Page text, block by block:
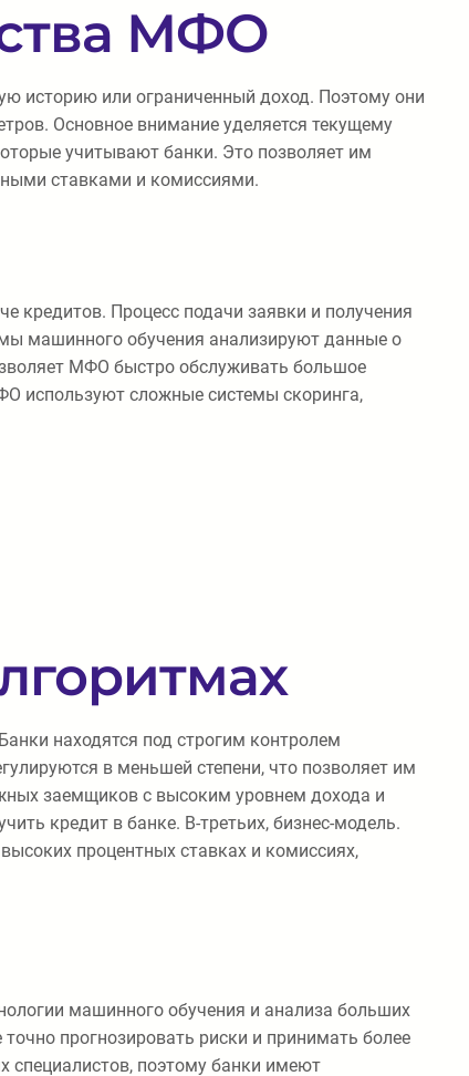
МФО
историю или ограниченный доход. Поэтому они
Основное внимание уделяется текущему
учитывают банки. Это позволяет им
ставками и комиссиями.
кредитов. Процесс подачи заявки и получения
машинного обучения анализируют данные о
МФО быстро обслуживать большое
используют сложные системы скоринга,
находятся под строгим контролем
в меньшей степени, что позволяет им
заемщиков с высоким уровнем дохода и
кредит в банке. В-третьих, бизнес-модель.
процентных ставках и комиссиях,
машинного обучения и анализа больших
прогнозировать риски и принимать более
специалистов, поэтому банки имеют